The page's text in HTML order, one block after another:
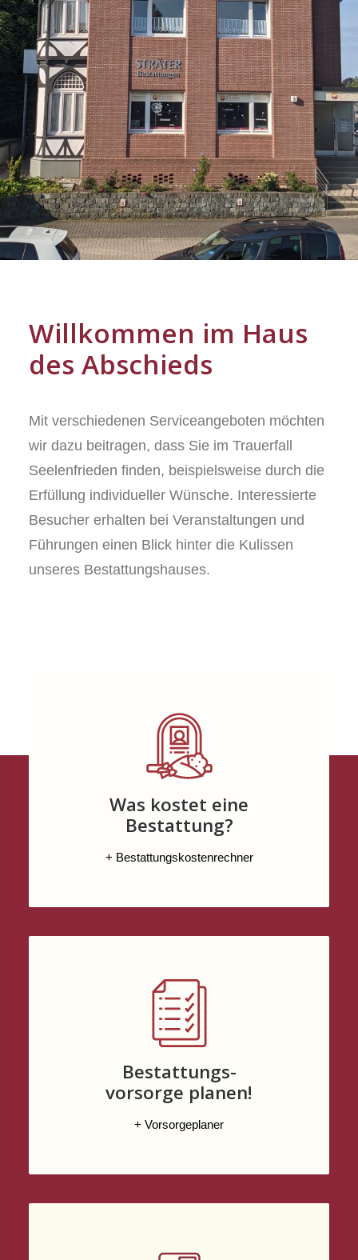
Willkommen im Haus
des Abschieds
Mit verschiedenen Serviceangeboten möchten
wir dazu beitragen, dass Sie im Trauerfall
Seelenfrieden finden, beispielsweise durch die
Erfüllung individueller Wünsche. Interessierte
Besucher erhalten bei Veranstaltungen und
Führungen einen Blick hinter die Kulissen
unseres Bestattungshauses.
Was kostet eine
Bestattung?
+ Bestattungskostenrechner
Bestattungs-
vorsorge planen!
+ Vorsorgeplaner